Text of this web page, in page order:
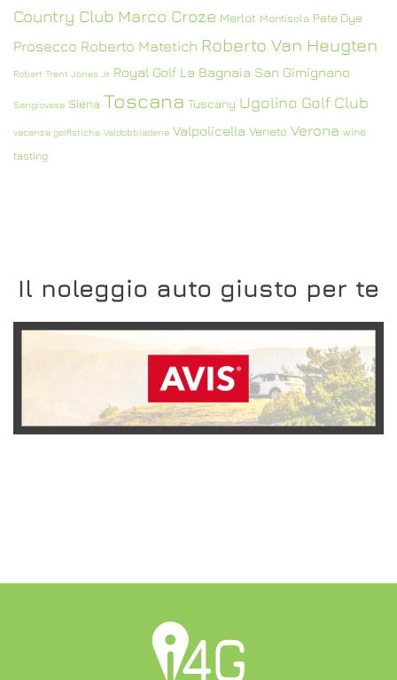
Country Club Marco Croze Merlot Montisola Pete Dye
Prosecco Roberto Matetich Roberto Van Heugten
Robert Trent Jones Jr Royal Golf La Bagnaia San Gimignano
Sangiovese Siena Toscana Tuscany Ugolino Golf Club
vacanze golfistiche Valdobbiadene Valpolicella Veneto Verona wine
tasting
Il noleggio auto giusto per te
SCOPRI L'OFFERTA